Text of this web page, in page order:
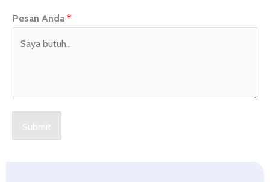
Pesan Anda *
Submit